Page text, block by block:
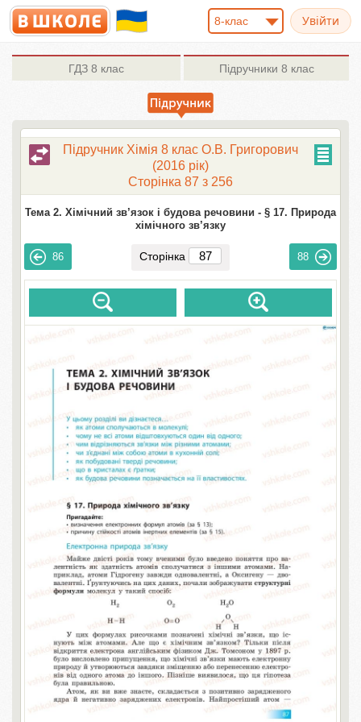
8-клас
ГДЗ 8 клас Підручники 8 клас
Підручник Хімія 8 клас О.В. Григорович
(2016 рік)
Сторінка 87 з 256
Тема 2. Хімічний зв’язок і будова речовини - § 17. Природа
хімічного зв’язку
86 Сторінка 88